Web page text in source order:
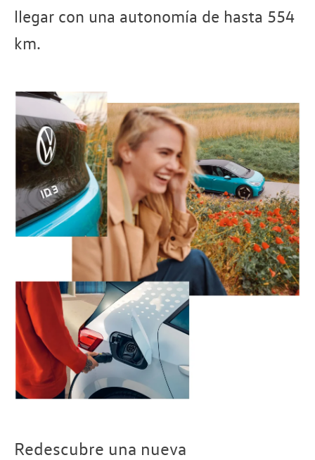
llegar con una autonomía de hasta 554
km.
Redescubre una nueva